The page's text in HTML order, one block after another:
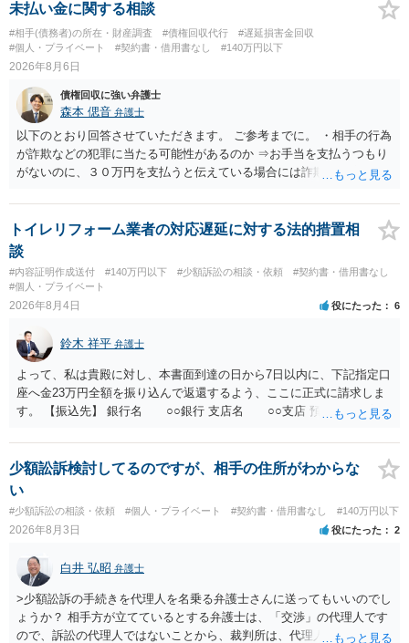
未払い金に関する相談
#相手(債務者)の所在・財産調査 #債権回収代行
#遅延損害金回収
#個人・プライベート
#契約書・借用書なし #140万円以下
2026年8月6日
債権回収に強い弁護士
森本 偲音 弁護士
以下のとおり回答させていただきます。 ご参考までに。 ・相手の行為
が詐欺などの犯罪に当たる可能性があるのか ⇒お手当を支払うつもり
がないのに、３０万円を支払うと伝えている場合には詐欺罪に該当す
段が取れるのか ⇒契約に基づく履行請求として３０万円を請求するこ
とが考えられますが、 パパ活の契約は、売春防止法に抵触する契約
であるため、公序良俗に反する契約として 民法上無効（民法９０
条）となるため、相手方に請求できない可能性が高いです。 ・相手の
氏名や住所が分からない状態でも対応可能なのか ⇒訴訟等の裁判上の
手続を利用する場合には、原則として相手方の住所・氏名を把握して
トイレリフォーム業者の対応遅延に対する法的措置相
談
#内容証明作成送付 #140万円以下 #少額訴訟の相談・依頼
#契約書・借用書なし
#個人・プライベート
2026年8月4日 役にたった 6
鈴木 祥平 弁護士
よって、私は貴殿に対し、本書面到達の日から7日以内に、下記指定口
座へ金23万円全額を振り込んで返還するよう、ここに正式に請求しま
す。 【振込先】 銀行名 ○○銀行 支店名 ○○支店 預金種別 普通
されない場合には、貴殿には任意に返金する意思がないものと判断
し、やむを得ず、返還金23万円及びこれに対する遅延損害金の支払い
を求める民事訴訟、支払督促その他必要な法的手続を直ちに講じま
いても併せて請求する予定ですので、あらかじめ申し添えます。 本件
は、貴殿自らが契約を解約したことによって生じた返還義務の履行を
求めるものにすぎません。貴殿の仕入先との取引関係や返金時期など
の内部事情は、私に対する返還義務の発生や履行時期には何ら影響を
及ぼすものではありません。 これ以上、本件の解決を不必要に遅延さ
せることなく、誠意をもって速やかに返金手続を履行されるよう、強
く求めます。 以上
少額訟訴検討してるのですが、相手の住所がわからな
い
#少額訴訟の相談・依頼 #個人・プライベート #契約書・借用書なし #140万円以下
2026年8月3日 役にたった 2
白井 弘昭 弁護士
>少額訟訴の手続きを代理人を名乗る弁護士さんに送ってもいいのでし
ょうか？ 相手方が立てているとする弁護士は、「交渉」の代理人です
ので、訴訟の代理人ではないことから、裁判所は、代理人宛ての訴状